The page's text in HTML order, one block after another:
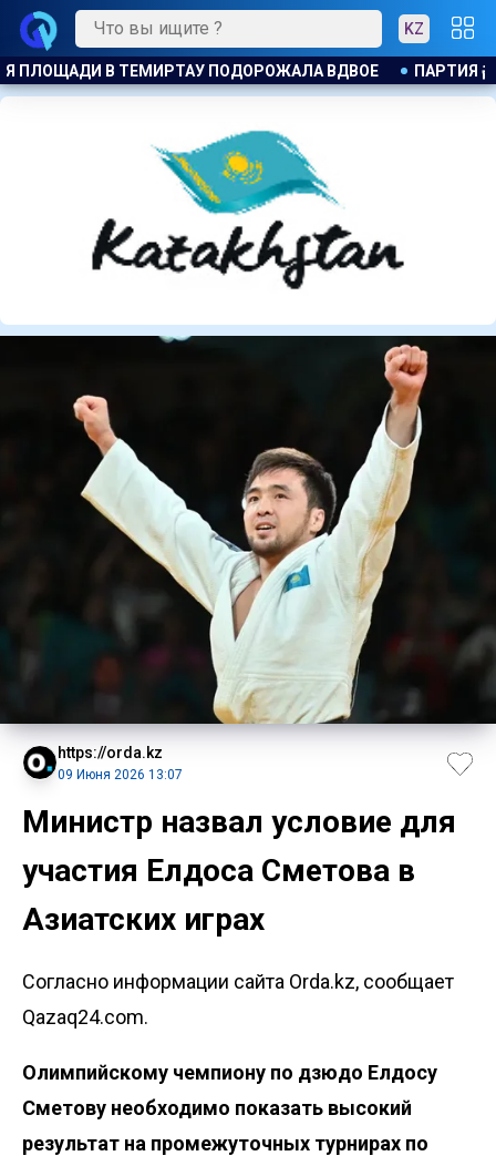
KZ
ПАРТИЯ ӘДІЛЕТ : ПРИНЦИП ЗАКОН И ПОРЯДОК ОБЯЗАТЕЛЕН
https://orda.kz
09 Июня 2026 13:07
Министр назвал условие для
участия Елдоса Сметова в
Азиатских играх
Согласно информации сайта Orda.kz, сообщает
Qazaq24.com.
Олимпийскому чемпиону по дзюдо Елдосу
Сметову необходимо показать высокий
результат на промежуточных турнирах по